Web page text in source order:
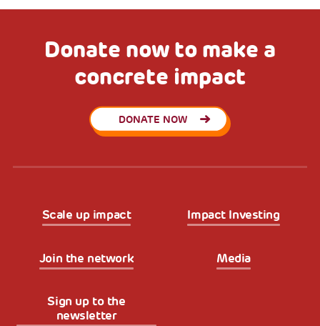
Donate now to make a
concrete impact
DONATE NOW
Scale up impact Impact Investing
Join the network Media
Sign up to the
newsletter